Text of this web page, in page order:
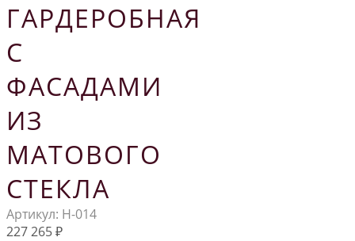
ГАРДЕРОБНАЯ
С
ФАСАДАМИ
ИЗ
МАТОВОГО
СТЕКЛА
Артикул: Н-014
227 265₽